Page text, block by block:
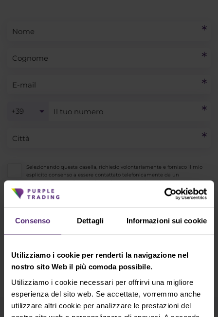
Consenso Dettagli Informazioni sui cookie
Utilizziamo i cookie per renderti la navigazione nel
nostro sito Web il più comoda possibile.
Utilizziamo i cookie necessari per offrirvi una migliore
esperienza del sito web. Se accettate, vorremmo anche
utilizzare altri cookie per analizzare le prestazioni del
+39
Selezionando questa casella, richiedo volontariamente e fornisco il mio
esplicito consenso a essere contattato telefonicamente da un
rappresentante della Società per ricevere maggiori informazioni sui
prodotti e servizi della Società.
* Riconosco e accetto che i miei dati personali vengano trattati in
marketing e di promozione. Inoltre riconosco e accetto anche la politica
INVIA